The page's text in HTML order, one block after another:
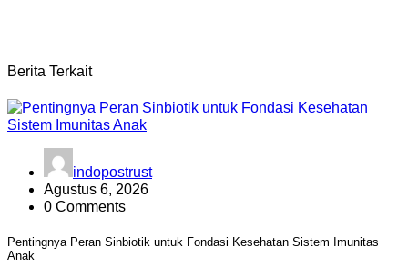
Berita Terkait
indopostrust
Agustus 6, 2026
0 Comments
Pentingnya Peran Sinbiotik untuk Fondasi Kesehatan Sistem Imunitas
Anak